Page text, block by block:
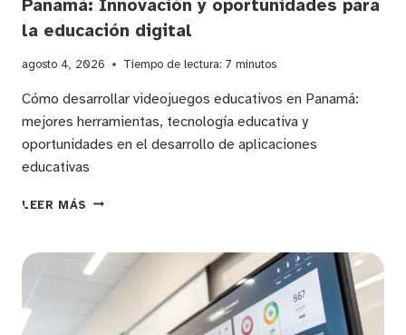
Panamá: Innovación y oportunidades para
la educación digital
agosto 4, 2026 Tiempo de lectura: 7 minutos
Cómo desarrollar videojuegos educativos en Panamá:
mejores herramientas, tecnología educativa y
oportunidades en el desarrollo de aplicaciones
educativas
LEER MÁS DESARROLLO
EDUCATIVOS
EN
INNOVACIÓN